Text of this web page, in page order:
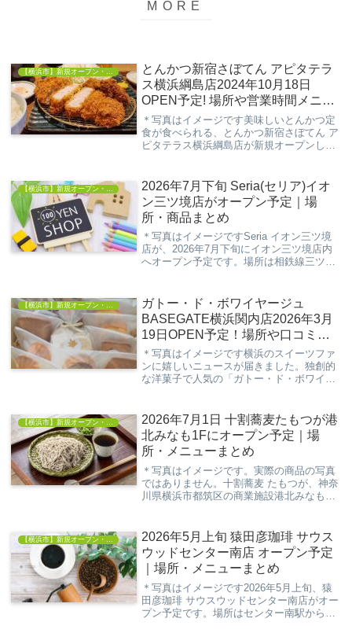
とんかつ新宿さぼてん アピタテラ
ス横浜綱島店2024年10月18日
OPEN予定! 場所や営業時間メニュ
ー紹介！【港北区綱島東】
＊写真はイメージです美味しいとんかつ定
食が食べられる、とんかつ新宿さぼてん ア
ピタテラス横浜綱島店が新規オープンしま
綱島店」の情報について解説していきま
す。※ 記...
2026年7月下旬 Seria(セリア)イオ
ン三ツ境店がオープン予定｜場
所・商品まとめ
＊写真はイメージですSeria イオン三ツ境
店が、2026年7月下旬にイオン三ツ境店内
へオープン予定です。場所は相鉄線三ツ境
うな立地です。浜いぬ100円ショップと
し...
【横浜市】新規オープン・開店情報
ガトー・ド・ボワイヤージュ
BASEGATE横浜関内店2026年3月
19日OPEN予定！場所や口コミ・
メニュー紹介！【洋菓子店】
＊写真はイメージです横浜のスイーツファ
ンに嬉しいニュースが届きました。独創的
な洋菓子で人気の「ガトー・ド・ボワイヤ
をオープン予定です。素材の組み合わせ
や...
2026年7月1日 十割蕎麦たもつが港
北みなも1Fにオープン予定｜場
所・メニューまとめ
＊写真はイメージです。実際の商品の写真
ではありません。十割蕎麦 たもつが、神奈
川県横浜市都筑区の商業施設港北みなも1
と案内されています。蕎麦粉と水だけで打
ち上...
2026年5月上旬 猿田彦珈琲 サウス
ウッドセンター南店 オープン予定
｜場所・メニューまとめ
＊写真はイメージです2026年5月上旬、猿
田彦珈琲 サウスウッドセンター南店がオー
プン予定です。場所はセンター南駅から徒